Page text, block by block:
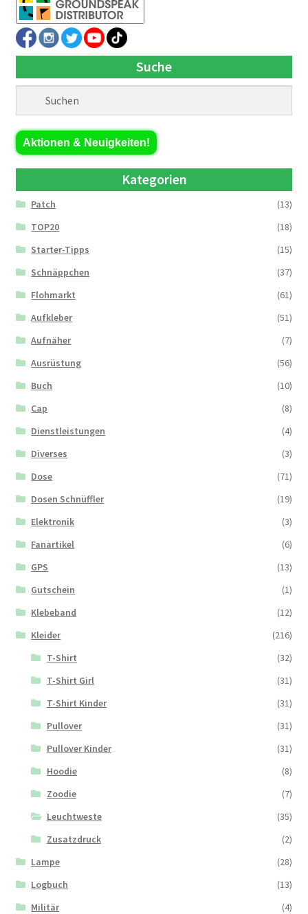
Suche
Aktionen & Neuigkeiten!
Kategorien
Patch
(13)
TOP20
(18)
Starter-Tipps
(15)
Schnäppchen
(37)
Flohmarkt
(61)
Aufkleber
(51)
Aufnäher
(7)
Ausrüstung
(56)
Buch
(10)
Cap
(8)
Dienstleistungen
(4)
Diverses
(3)
Dose
(71)
Dosen Schnüffler
(19)
Elektronik
(3)
Fanartikel
(6)
GPS
(13)
Gutschein
(1)
Klebeband
(12)
Kleider
(216)
T-Shirt
(32)
T-Shirt Girl
(31)
T-Shirt Kinder
(31)
Pullover
(31)
Pullover Kinder
(31)
Hoodie
(8)
Zoodie
(7)
Leuchtweste
(35)
Zusatzdruck
(2)
Lampe
(28)
Logbuch
(13)
Militär
(4)